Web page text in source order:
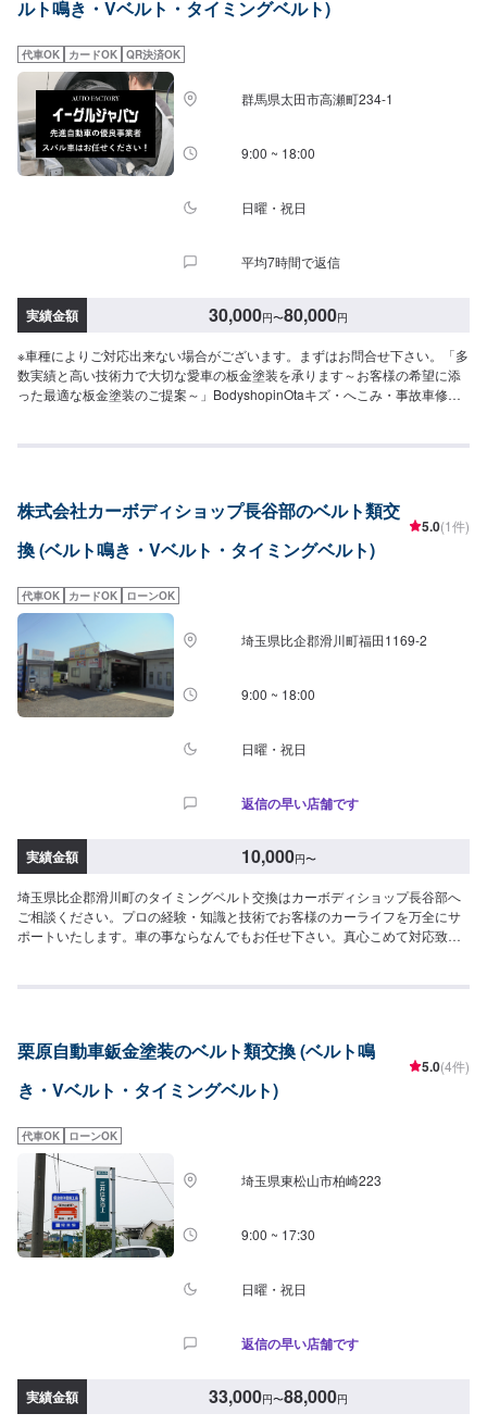
作業開始【4】仕上がり次第納車-----納期について-----納期は通常3日～5日程
さい。-----代車について-----無料の代車をご用意しています。お車の作業中は
代車をご利用ください。※代車の燃料代はお客様にご負担いただいておりま
す。-----ご来店時の注意、受付方法-----当工場は太田桐生インターチェンジか
ら５分入庫の際はお気をつけてお越しください。駐車スペースは工場前の空
いているスペースに駐車してください。受付はスタッフへ「メンテモで予約
しました」とお伝えください。ご案内いたします。【定休日・営業時間】定
休日：日曜日営業時間：9:00~19:00
ルト鳴き・Vベルト・タイミングベルト)
代車OK カードOK QR決済OK
群馬県太田市高瀬町234-1
9:00 ~ 18:00
日曜・祝日
平均7時間で返信
実績金額 30,000円〜80,000円
※車種によりご対応出来ない場合がございます。まずはお問合せ下さい。「多
数実績と高い技術力で大切な愛車の板金塗装を承ります～お客様の希望に添
った最適な板金塗装のご提案～」BodyshopinOtaキズ・へこみ・事故車修理
お喜びの声を頂いております。ご依頼を受けたお車は、1台1台それぞれにお
べく費用を抑えて修理をしたい｣というご要望に対しても、最大限尊重した上
で、長年培った技術力を駆使して最適な方法のご提案をさせていただきま
す。スバル車に関しましては他社様でお断りされる様な内容でも承っていま
【1】オファーにてお問い合わせ【2】お見積り【3】お見積りにご納得いた
だければ作業開始【4】仕上がり次第納車-----納期について-----納期は通常3~5
日程度で納車となります。納期は前後する場合がございます。予め、ご了承
ください。-----パーツ持ち込みについて-----パーツの持ち込み可能です。オフ
ァーにて詳細をお願い致します。-----代車について-----無料の代車をご用意し
ています。お車の作業中は代車をご利用ください。※代車の燃料代はお客様に
ご負担いただいております。-----ご来店時の注意、受付方法-----当工場は竹の
ります。旗竿地の為、分かりにくい場合がございます。ご不明な場合はお電
ッフへ「メンテモで予約しました」とお伝えください。ご案内いたします。
株式会社カーボディショップ長谷部のベルト類交
換 (ベルト鳴き・Vベルト・タイミングベルト)
5.0(1件)
代車OK カードOK ローンOK
埼玉県比企郡滑川町福田1169-2
9:00 ~ 18:00
日曜・祝日
返信の早い店舗です
実績金額 10,000円〜
埼玉県比企郡滑川町のタイミングベルト交換はカーボディショップ長谷部へ
ご相談ください。プロの経験・知識と技術でお客様のカーライフを万全にサ
ポートいたします。車の事ならなんでもお任せ下さい。真心こめて対応致し
500台の実績があります！車の板金・車検・販売のトータルサポート工場で
場にもなっているので保険修理のご相談もお待ちしております。カーリース
栗原自動車鈑金塗装のベルト類交換 (ベルト鳴
き・Vベルト・タイミングベルト)
5.0(4件)
代車OK ローンOK
埼玉県東松山市柏崎223
9:00 ~ 17:30
日曜・祝日
返信の早い店舗です
実績金額 33,000円〜88,000円